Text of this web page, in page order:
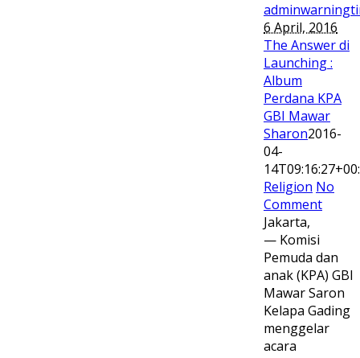
6 April, 2016
The Answer di
Launching :
Album
Perdana KPA
GBI Mawar
Sharon2016-
04-
Religion No
Comment
Jakarta,
— Komisi
Pemuda dan
anak (KPA) GBI
Mawar Saron
Kelapa Gading
menggelar
acara